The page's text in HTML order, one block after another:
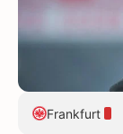
Frankfurt